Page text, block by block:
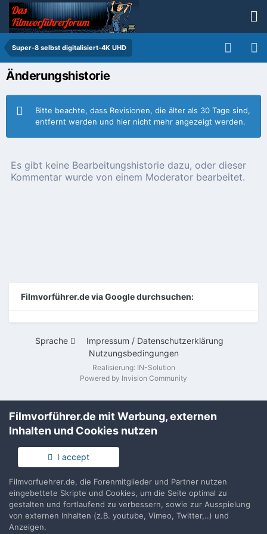
Super-8 selbst digitalisiert-4K UHD
Änderungshistorie
Bitte beachte, dass Revisionen, die älter als 30 Tage sind,
entfernt werden und hier nicht mehr angezeigt werden.
Es gibt keine Bearbeitungshistorie dazu, oder dieser
Kommentar wurde von einem Moderator bearbeitet.
Filmvorführer.de via Google durchsuchen:
Sprache
Impressum / Datenschutzerklärung
Nutzungsbedingungen
Realisierung: IN-Solution
Powered by Invision Community
Filmvorführer.de mit Werbung, externen
Inhalten und Cookies nutzen
I accept
Filmvorfuehrer.de, die Forenmitglieder und Partner nutzen
eingebettete Skripte und Cookies, um die Seite optimal zu
gestalten und fortlaufend zu verbessern, sowie zur Ausspielung
von externen Inhalten (z.B. youtube, Vimeo, Twitter,..) und
Anzeigen.